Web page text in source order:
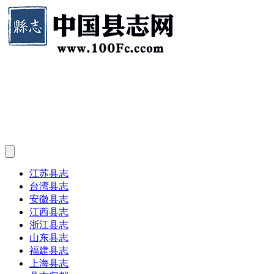
江苏县志
台湾县志
安徽县志
江西县志
浙江县志
山东县志
福建县志
上海县志